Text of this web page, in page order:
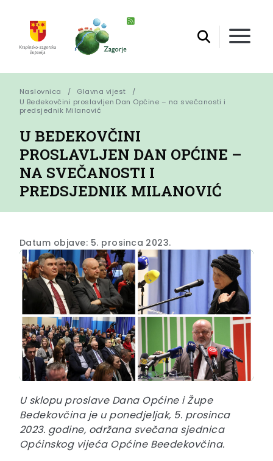
Naslovnica
Glavna vijest
U Bedekovčini proslavljen Dan Općine – na svečanosti i
predsjednik Milanović
U BEDEKOVČINI
PROSLAVLJEN DAN OPĆINE –
NA SVEČANOSTI I
PREDSJEDNIK MILANOVIĆ
Datum objave: 5. prosinca 2023.
U sklopu proslave Dana Općine i Župe
Bedekovčina je u ponedjeljak, 5. prosinca
2023. godine, održana svečana sjednica
Općinskog vijeća Općine Beedekovčina.